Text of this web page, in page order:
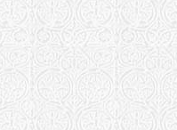
Храм